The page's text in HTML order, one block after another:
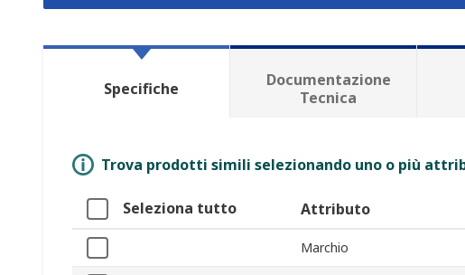
Specifiche
Documentazione
Tecnica
Trova prodotti simili selezionando uno o più
Seleziona tutto Attributo
Marchio